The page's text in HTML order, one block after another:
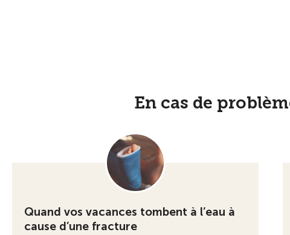
En cas de
Quand vos vacances tombent à l’eau à
cause d’une fracture